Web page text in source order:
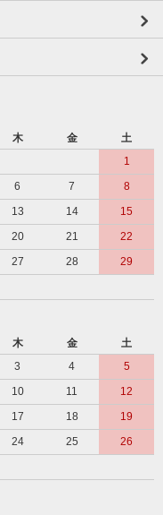
木 金
土
1
6 7
8
13 14
15
20 21
22
27 28
29
木 金
土
3 4
5
10 11
12
17 18
19
24 25
26